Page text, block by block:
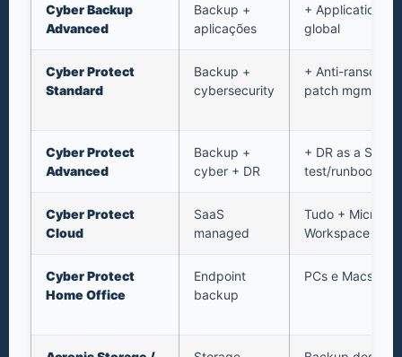
Cyber Backup
Advanced
Backup +
aplicações
+ Application-
global
Cyber Protect
Standard
Backup +
cybersecurity
+ Anti-
patch mgmt
Cyber Protect
Advanced
Backup +
cyber + DR
+ DR as a
test/runbook
Cyber Protect
Cloud
SaaS
managed
Tudo +
Workspace
Cyber Protect
Home Office
Endpoint
backup
PCs e Macs